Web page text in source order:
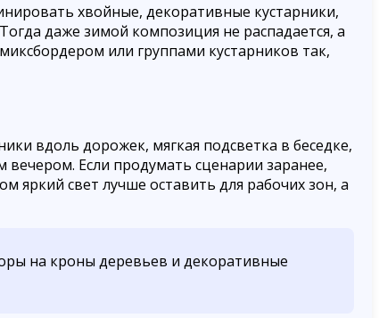
хвойные, декоративные кустарники,
даже зимой композиция не распадается, а
или группами кустарников так,
вдоль дорожек, мягкая подсветка в беседке,
Если продумать сценарии заранее,
яркий свет лучше оставить для рабочих зон, а
на кроны деревьев и декоративные